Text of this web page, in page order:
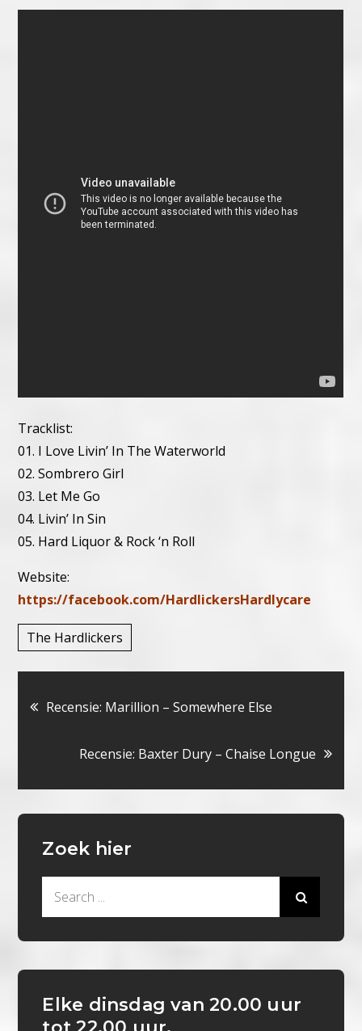
Tracklist:
01. I Love Livin’ In The Waterworld
02. Sombrero Girl
03. Let Me Go
04. Livin’ In Sin
05. Hard Liquor & Rock ‘n Roll
Website:
https://facebook.com/HardlickersHardlycare
The Hardlickers
Bericht
navigatie
Recensie: Marillion – Somewhere Else
Recensie: Baxter Dury – Chaise Longue
Zoek hier
Elke dinsdag van 20.00 uur